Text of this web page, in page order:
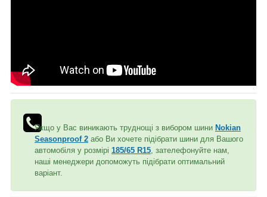
Якщо у Вас виникають труднощі з вибором шини Nokian
Seasonproof 2 або Ви хочете підібрати шини для Вашого
автомобіля у розмірі 185/65 R15 , зателефонуйте нам,
наші менеджери допоможуть підібрати оптимальний
варіант.